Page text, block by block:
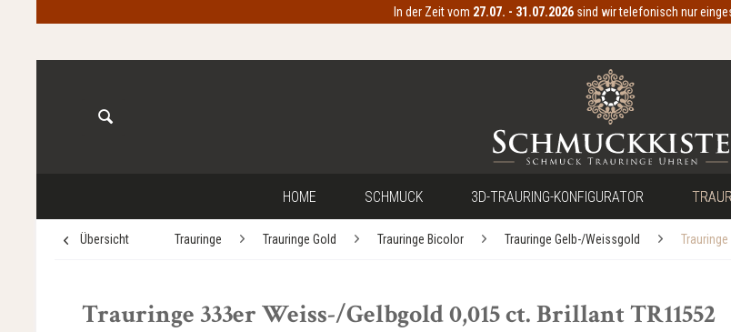
In der Zeit vom 27.07. - 31.07.2026 sind wir telefonisch nur
HOME SCHMUCK 3D-TRAURING-KONFIGURATOR
Übersicht Trauringe Trauringe Gold Trauringe Bicolor Trauringe Gelb-/Weissgold
Trauringe 333er Weiss-/Gelbgold 0,015 ct. Brillant TR11552